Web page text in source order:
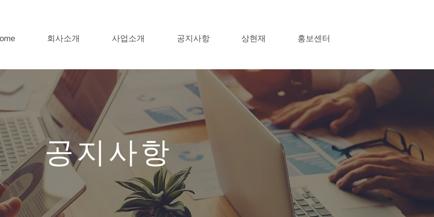
회사소개 사업소개 공지사항 상현재 홍보센터
공지사항